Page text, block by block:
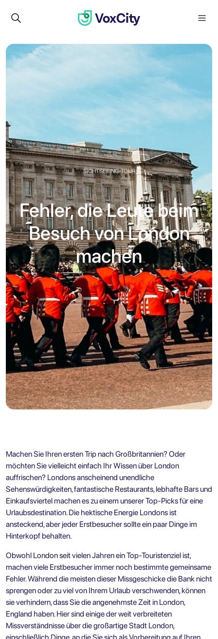
SIGHTSEEING-TOUR
Fehler, die Leute beim
Besuch von London
machen
Machen Sie Ihren ersten Trip nach Großbritannien? Oder
möchten Sie vielleicht einfach Ihr Wissen über London
auffrischen? Londons anscheinend unendliche
Sehenswürdigkeiten, fantastische Restaurants, lebhafte Bars und
Einkaufsviertel machen es zu einem unserer Top-Picks für eine
Urlaubsdestination. Die hektische Energie Londons ist
ansteckend, aber jeder Erstbesucher sollte ein paar Dinge im
Hinterkopf behalten.
Obwohl London seit vielen Jahren ein Top-Touristenziel ist,
machen viele Erstbesucher immer noch bestimmte gemeinsame
Fehler. Während die meisten dieser Missgeschicke die Bank nicht
sprengen oder zu viel von Ihrem Urlaub verschwenden, können
sie verhindern, dass Sie die angenehmste Zeit in London,
England haben. Hier sind einige der weit verbreiteten
Missverständnisse über die großartige Stadt London,